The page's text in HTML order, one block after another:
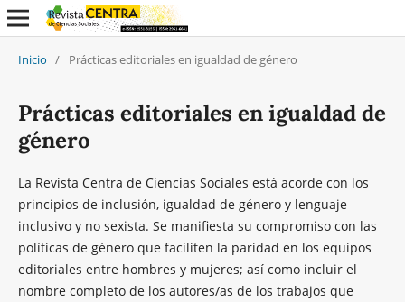
Inicio / Prácticas editoriales en igualdad de género
Prácticas editoriales en igualdad de
género
La Revista Centra de Ciencias Sociales está acorde con los
principios de inclusión, igualdad de género y lenguaje
inclusivo y no sexista. Se manifiesta su compromiso con las
políticas de género que faciliten la paridad en los equipos
editoriales entre hombres y mujeres; así como incluir el
nombre completo de los autores/as de los trabajos que